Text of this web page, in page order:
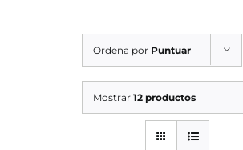
SERVICIOS TALLER
OCASIÓN
Ordena por Puntuar
Mostrar 12 productos